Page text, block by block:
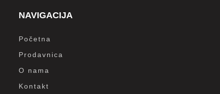
NAVIGACIJA
Početna
Prodavnica
O nama
Kontakt